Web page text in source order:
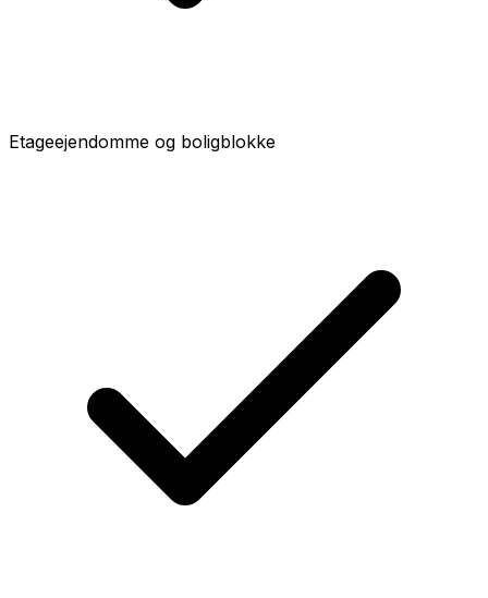
Etageejendomme og boligblokke